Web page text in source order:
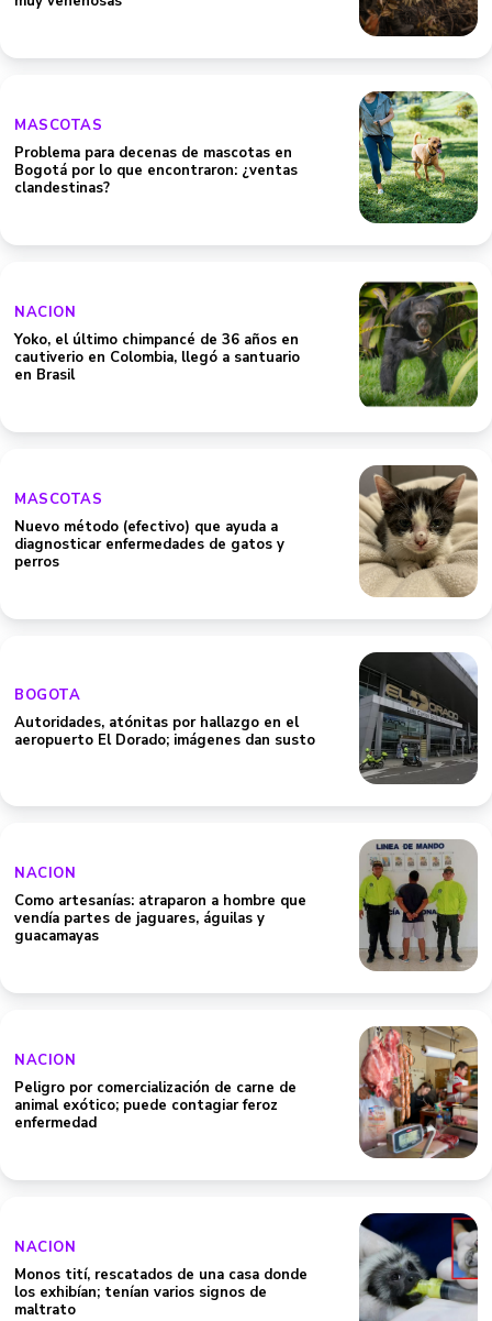
MASCOTAS
Problema para decenas de mascotas en
Bogotá por lo que encontraron: ¿ventas
clandestinas?
NACION
Yoko, el último chimpancé de 36 años en
cautiverio en Colombia, llegó a santuario
en Brasil
MASCOTAS
Nuevo método (efectivo) que ayuda a
diagnosticar enfermedades de gatos y
perros
BOGOTA
Autoridades, atónitas por hallazgo en el
aeropuerto El Dorado; imágenes dan susto
NACION
Como artesanías: atraparon a hombre que
vendía partes de jaguares, águilas y
guacamayas
NACION
Peligro por comercialización de carne de
animal exótico; puede contagiar feroz
enfermedad
NACION
Monos tití, rescatados de una casa donde
los exhibían; tenían varios signos de
maltrato